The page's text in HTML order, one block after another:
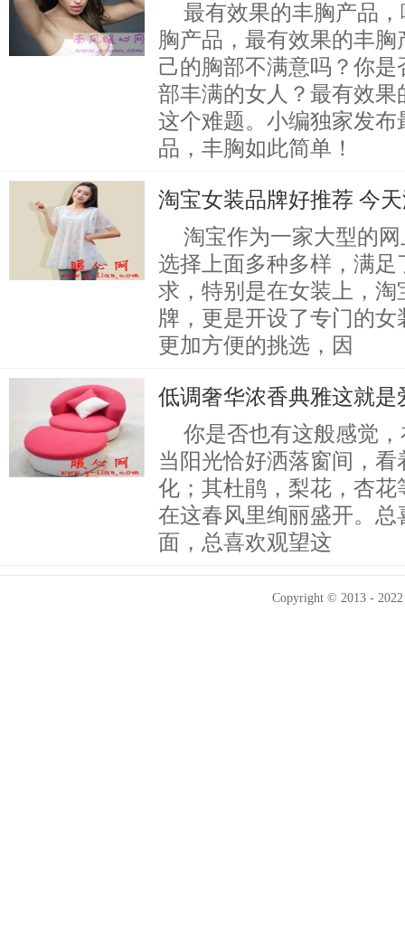
最有效果的丰胸产品
胸产品，最有效果的丰
己的胸部不满意吗？你
部丰满的女人？最有效
这个难题。小编独家发布
品，丰胸如此简单！
淘宝女装品牌好推荐 今
淘宝作为一家大型的
选择上面多种多样，满足
求，特别是在女装上，淘
牌，更是开设了专门的
更加方便的挑选，因
低调奢华浓香典雅这就是
你是否也有这般感觉
当阳光恰好洒落窗间，
化；其杜鹃，梨花，杏
在这春风里绚丽盛开。
面，总喜欢观望这
Copyright © 2013 -